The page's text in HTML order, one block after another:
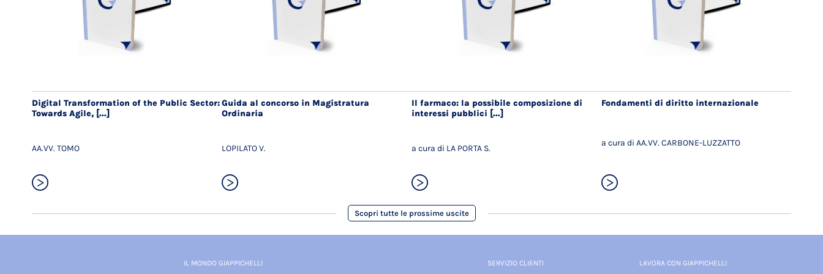
Digital Transformation of the Public Sector:
Towards Agile, [...]
AA.VV. TOMO
Guida al concorso in Magistratura
Ordinaria
LOPILATO V.
Il farmaco: la possibile composizione di
interessi pubblici [...]
a cura di LA PORTA S.
Fondamenti di diritto internazionale
a cura di AA.VV. CARBONE-LUZZATTO
Scopri tutte le prossime uscite
IL MONDO GIAPPICHELLI SERVIZIO CLIENTI LAVORA CON GIAPPICHELLI